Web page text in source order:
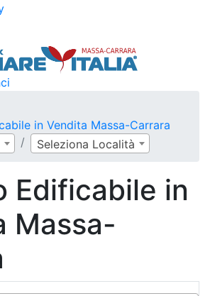
in Vendita Massa-Carrara
Seleziona Località
Edificabile in
Massa-